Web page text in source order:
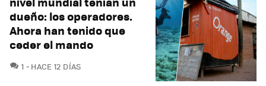
dueño: los operadores.
Ahora han tenido que
ceder el mando
1 COMENTARIOS
HACE 12 DÍAS